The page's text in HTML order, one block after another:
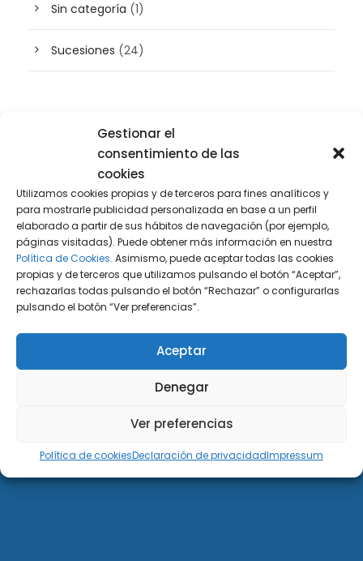
Gestionar el
consentimiento de las
cookies
Utilizamos cookies propias y de terceros para fines analíticos y
para mostrarle publicidad personalizada en base a un perfil
elaborado a partir de sus hábitos de navegación (por ejemplo,
páginas visitadas). Puede obtener más información en nuestra
Política de Cookies. Asimismo, puede aceptar todas las cookies
propias y de terceros que utilizamos pulsando el botón “Aceptar”,
rechazarlas todas pulsando el botón “Rechazar” o configurarlas
pulsando el botón “Ver preferencias”.
Aceptar
Denegar
Ver preferencias
Política de cookiesDeclaración de privacidadImpressum
Sin categoría (1)
Sucesiones (24)
Buscador de artículos
DiG ABOGADOS
DiG Abogados es un despacho de abogados
multidisciplinar especializado en las materias de
fiscalidad y mercantil. Llevamos más de 50 años al